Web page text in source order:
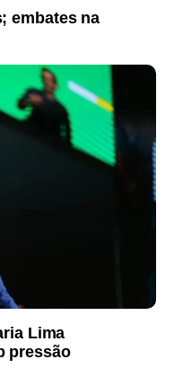
embates na
Lima
pressão